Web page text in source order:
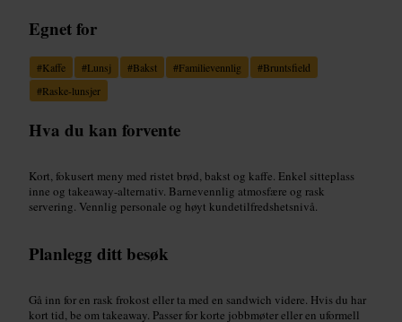
Egnet for
#Kaffe #Lunsj #Bakst #Familievennlig #Bruntsfield
#Raske-lunsjer
Hva du kan forvente
Kort, fokusert meny med ristet brød, bakst og kaffe. Enkel sitteplass
inne og takeaway-alternativ. Barnevennlig atmosfære og rask
servering. Vennlig personale og høyt kundetilfredshetsnivå.
Planlegg ditt besøk
Gå inn for en rask frokost eller ta med en sandwich videre. Hvis du har
kort tid, be om takeaway. Passer for korte jobbmøter eller en uformell